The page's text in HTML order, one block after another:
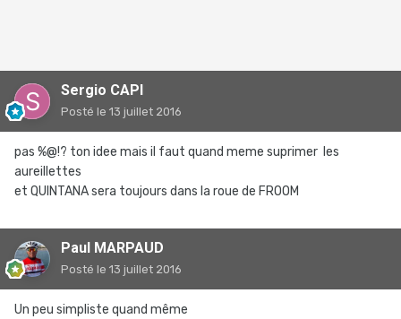
Sergio CAPI
Posté le 13 juillet 2016
pas %@!? ton idee mais il faut quand meme suprimer les
aureillettes
et QUINTANA sera toujours dans la roue de FROOM
Paul MARPAUD
Posté le 13 juillet 2016
Un peu simpliste quand même